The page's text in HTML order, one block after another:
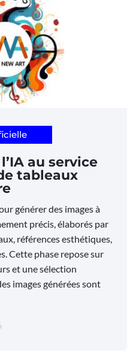
au service
tableaux
générer des images à
précis, élaborés par
références esthétiques,
Cette phase repose sur
et une sélection
images générées sont